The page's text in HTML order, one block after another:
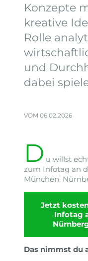
Konzepte
kreative
Rolle
und
dabei
VOM 06.02.2026
D u willst
zum Infotag an
München,
Jetzt
Infotag
Das nimmst du